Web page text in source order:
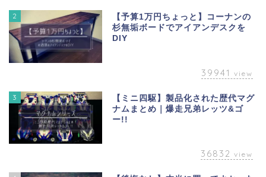
2
【予算1万円ちょっと】コーナンの
杉無垢ボードでアイアンデスクを
DIY
39941 view
3
【ミニ四駆】製品化された歴代マグ
ナムまとめ｜爆走兄弟レッツ&ゴ
ー!!
36832 view